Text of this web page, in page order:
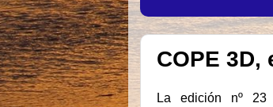
COPE
La edición nº